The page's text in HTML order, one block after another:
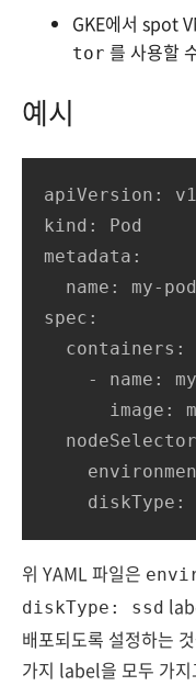
GKE에서 spot
tor 를 사용할
예시
apiVersion: v1
kind: Pod
metadata:
spec:
위 YAML 파일은
diskType: ssd
배포되도록 설정하는
가지 label을 모두 가